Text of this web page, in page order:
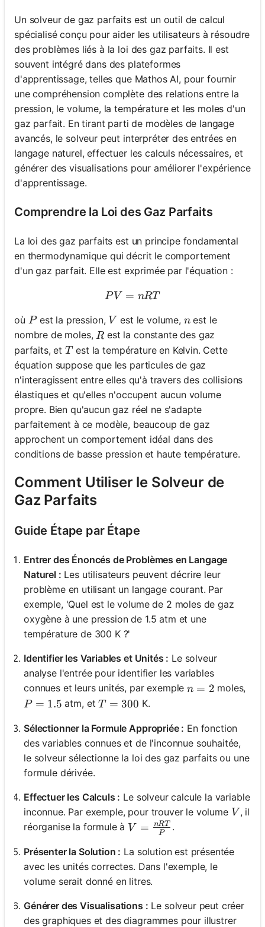
Un solveur de gaz parfaits est un outil de calcul
spécialisé conçu pour aider les utilisateurs à résoudre
des problèmes liés à la loi des gaz parfaits. Il est
souvent intégré dans des plateformes
d'apprentissage, telles que Mathos AI, pour fournir
une compréhension complète des relations entre la
pression, le volume, la température et les moles d'un
gaz parfait. En tirant parti de modèles de langage
avancés, le solveur peut interpréter des entrées en
langage naturel, effectuer les calculs nécessaires, et
générer des visualisations pour améliorer l'expérience
d'apprentissage.
Comprendre la Loi des Gaz Parfaits
La loi des gaz parfaits est un principe fondamental
en thermodynamique qui décrit le comportement
d'un gaz parfait. Elle est exprimée par l'équation :
PV = nRT
PV = nRT
où P
Pest la pression, V
V est le volume, n
nest le
nombre de moles, R
Rest la constante des gaz
parfaits, et T
T est la température en Kelvin. Cette
équation suppose que les particules de gaz
n'interagissent entre elles qu'à travers des collisions
élastiques et qu'elles n'occupent aucun volume
propre. Bien qu'aucun gaz réel ne s'adapte
parfaitement à ce modèle, beaucoup de gaz
approchent un comportement idéal dans des
conditions de basse pression et haute température.
Comment Utiliser le Solveur de
Gaz Parfaits
Guide Étape par Étape
Entrer des Énoncés de Problèmes en Langage
Naturel : Les utilisateurs peuvent décrire leur
problème en utilisant un langage courant. Par
exemple, 'Quel est le volume de 2 moles de gaz
oxygène à une pression de 1.5 atm et une
température de 300 K ?'
Identifier les Variables et Unités : Le solveur
analyse l'entrée pour identifier les variables
connues et leurs unités, par exemplen = 2
n = 2 moles,
P = 1.5
P = 1.5 atm, etT = 300
T = 300 K.
Sélectionner la Formule Appropriée : En fonction
des variables connues et de l'inconnue souhaitée,
le solveur sélectionne la loi des gaz parfaits ou une
formule dérivée.
Effectuer les Calculs : Le solveur calcule la variable
inconnue. Par exemple, pour trouver le volume V
V , il
réorganise la formule à V = \frac{nRT}{P}
V = P
nRT .
Présenter la Solution : La solution est présentée
avec les unités correctes. Dans l'exemple, le
volume serait donné en litres.
Générer des Visualisations : Le solveur peut créer
des graphiques et des diagrammes pour illustrer